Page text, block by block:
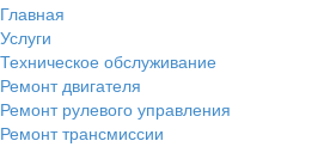
Главная
Услуги
Техническое обслуживание
Ремонт двигателя
Ремонт рулевого управления
Ремонт трансмиссии